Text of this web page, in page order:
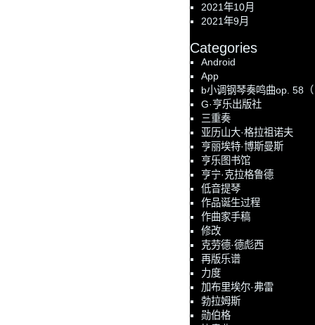
2021年10月
2021年9月
Categories
Android
App
b小调钢琴奏鸣曲op. 58
G·亨乐出版社
三重奏
亚历山大·格拉祖诺夫
亨丽埃特·博斯曼斯
亨乐图书馆
亨宁·克拉格鲁德
低音提琴
作品诞生过程
作曲家手稿
修改
克劳德·德彪西
再版乐谱
力度
加布里埃尔·弗雷
勃拉姆斯
勋伯格